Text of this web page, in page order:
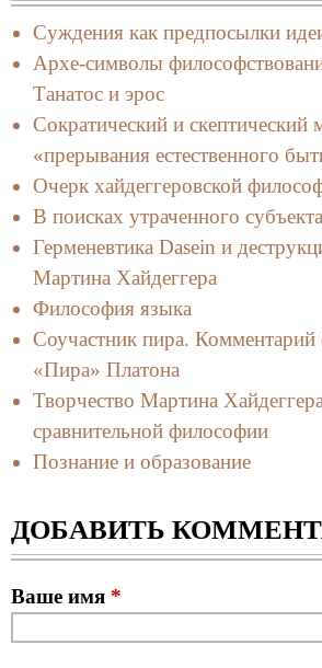
Суждения как предпосылки
Архе-символы
Танатос и эрос
Сократический и скептический
«прерывания естественного
Очерк хайдеггеровской
В поисках утраченного субъекта
Герменевтика Dasein и
Мартина Хайдеггера
Философия языка
Соучастник пира.
«Пира» Платона
Творчество Мартина
сравнительной философии
Познание и образование
ДОБАВИТЬ
Ваше имя *